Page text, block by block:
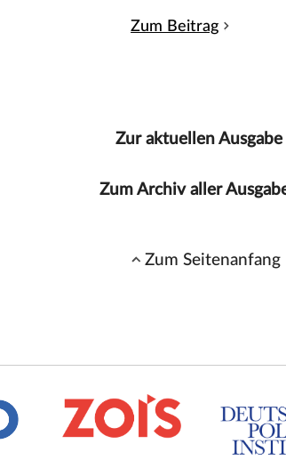
Zum Beitrag
Zur aktuellen Ausgabe
Zum Archiv aller
Zum Seitenanfang